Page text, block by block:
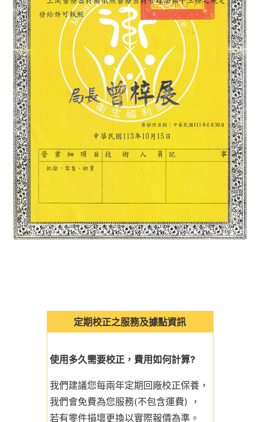
定期校正之服務及據點資訊
使用多久需要校正，費用如何計算?
我們建議您每兩年定期回廠校正保養，
我們會免費為您服務(不包含運費) ，
若有零件損壞更換以實際報價為準。